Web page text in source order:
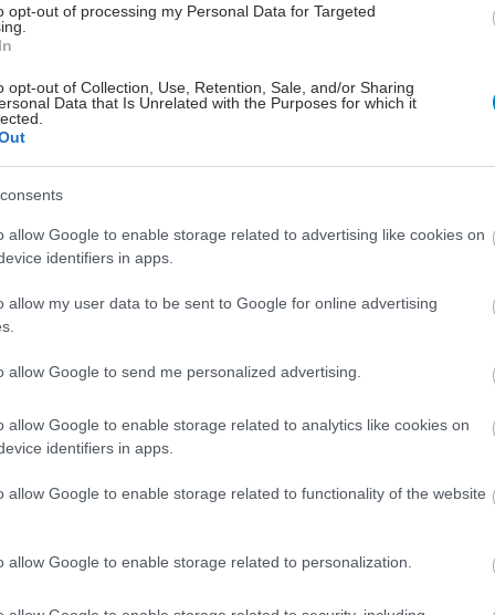
opt-out of processing my Personal Data for Targeted
opt-out of Collection, Use, Retention, Sale, and/or Sharing
Data that Is Unrelated with the Purposes for which it
allow Google to enable storage related to advertising like cookies on
identifiers in apps.
allow my user data to be sent to Google for online advertising
allow Google to send me personalized advertising.
allow Google to enable storage related to analytics like cookies on
identifiers in apps.
allow Google to enable storage related to functionality of the website
allow Google to enable storage related to personalization.
καμία αναφορά σε ανεπιθύμητες ενέργειες
με το προϊόν, σε όλη τη διάρκεια λήψης των 12
-βιομηχανία του Ομίλου Φαρμακευτικών
Τσέτη- με σταθερή προσήλωση στην επιστημονική
στην έρευνα και στην καινοτομία με στόχο την
πρωτοποριακών σκευασμάτων, που συμβάλλουν
στην προαγωγή της υγείας και της ποιότητας ζωής
UNI-PHARMA στην τεκμηριωμένη καινοτομία και
επιστημονικά υποστηριζόμενων θεραπευτικών